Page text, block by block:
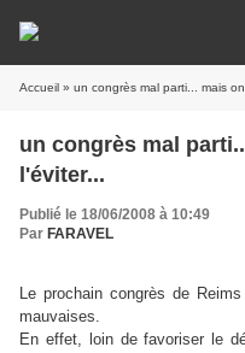
Accueil » un congrès mal parti... mais
un congrès mal
l'éviter...
Publié le 18/06/2008 à 10:49
Par FARAVEL
Le prochain congrès de
mauvaises.
En effet, loin de favoriser le